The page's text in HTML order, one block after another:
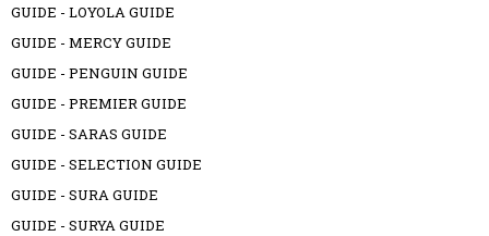
GUIDE - LOYOLA GUIDE
GUIDE - MERCY GUIDE
GUIDE - PENGUIN GUIDE
GUIDE - PREMIER GUIDE
GUIDE - SARAS GUIDE
GUIDE - SELECTION GUIDE
GUIDE - SURA GUIDE
GUIDE - SURYA GUIDE